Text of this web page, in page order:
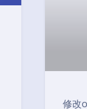
修改